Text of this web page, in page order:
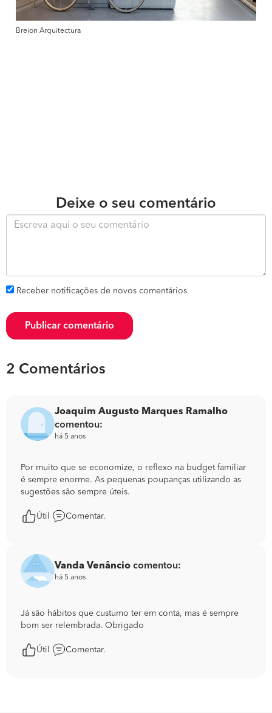
Breion Arquitectura
Deixe o seu comentário
Receber notificações de novos comentários
Publicar comentário
2 Comentários
Joaquim Augusto Marques Ramalho
comentou:
há 5 anos
Por muito que se economize, o reflexo na budget familiar
é sempre enorme. As pequenas poupanças utilizando as
sugestões são sempre úteis.
Útil Comentar.
Vanda Venâncio comentou:
há 5 anos
Já são hábitos que custumo ter em conta, mas é sempre
bom ser relembrada. Obrigado
Útil Comentar.